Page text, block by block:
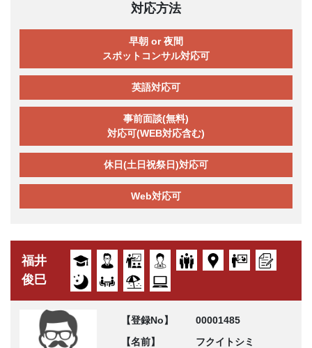
対応方法
早朝 or 夜間
スポットコンサル対応可
英語対応可
事前面談(無料)
対応可(WEB対応含む)
休日(土日祝祭日)対応可
Web対応可
福井
俊巳
【登録No】
00001485
【名前】
フクイトシミ